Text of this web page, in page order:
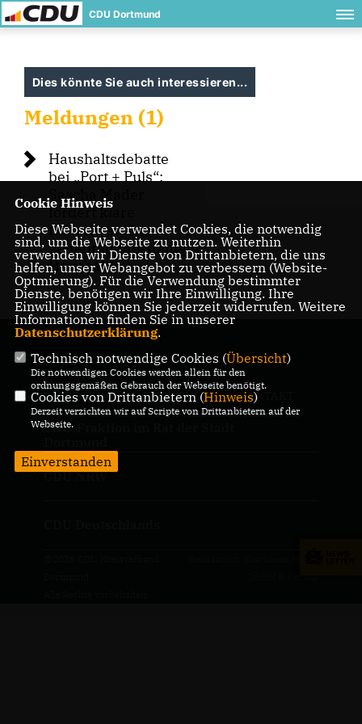
CDU Dortmund
Dies könnte Sie auch interessieren...
Meldungen (1)
Haushaltsdebatte
bei „Port + Puls“:
Sascha Mader
fordert klare
Prioritäten für
genehmigungsfähigen
Haushalt
IMPRESSUM DATENSCHUTZ KONTAKT
CDU-Fraktion im Rat der Stadt
CDU NRW
Cookie Hinweis
Diese Webseite verwendet Cookies, die notwendig
sind, um die Webseite zu nutzen. Weiterhin
verwenden wir Dienste von Drittanbietern, die uns
helfen, unser Webangebot zu verbessern (Website-
Optmierung). Für die Verwendung bestimmter
Dienste, benötigen wir Ihre Einwilligung. Ihre
Einwilligung können Sie jederzeit widerrufen. Weitere
Informationen finden Sie in unserer
Datenschutzerklärung.
Technisch notwendige Cookies (Übersicht)
Die notwendigen Cookies werden allein für den
ordnungsgemäßen Gebrauch der Webseite benötigt.
Cookies von Drittanbietern (Hinweis)
Derzeit verzichten wir auf Scripte von Drittanbietern auf der
Webseite.
Einverstanden